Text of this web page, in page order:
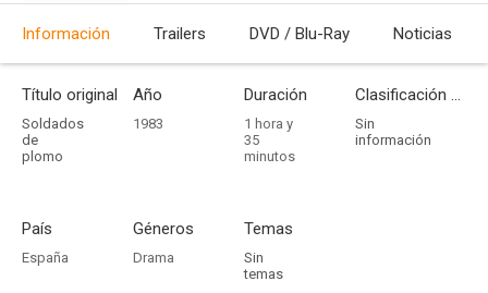
Información Trailers DVD / Blu-Ray Noticias
Título original
Soldados
de
plomo
Año
1983
Duración
1 hora y
35
minutos
Clasificación por edades
Sin
información
País
España
Géneros
Drama
Temas
Sin
temas